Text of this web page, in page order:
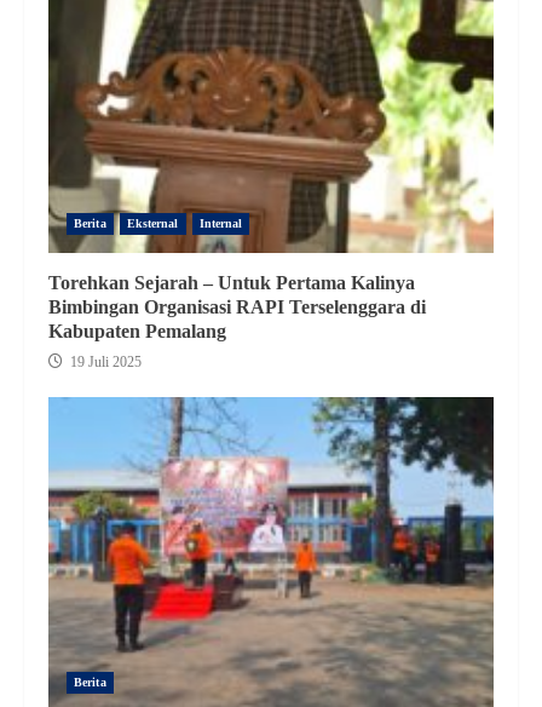
Berita Eksternal Internal
Torehkan Sejarah – Untuk Pertama Kalinya
Bimbingan Organisasi RAPI Terselenggara di
Kabupaten Pemalang
19 Juli 2025
Berita